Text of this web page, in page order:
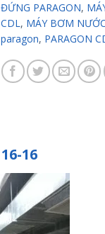
ĐỨNG PARAGON,
CDL, MÁY BƠM
paragon, PARAGON
16